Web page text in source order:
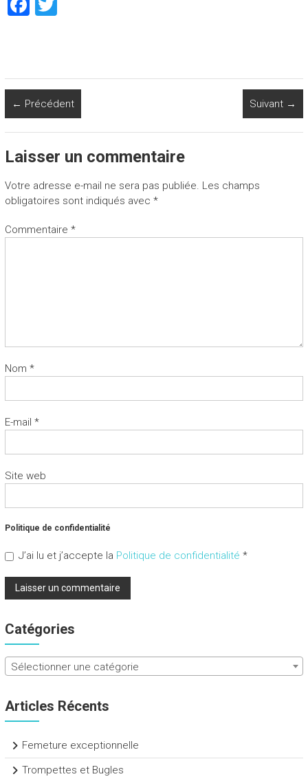
o
ok
← Précédent Suivant →
Laisser un commentaire
Votre adresse e-mail ne sera pas publiée. Les champs
obligatoires sont indiqués avec *
Commentaire *
Nom *
E-mail *
Site web
Politique de confidentialité
J’ai lu et j’accepte la Politique de confidentialité *
Catégories
Sélectionner une catégorie
Articles Récents
Femeture exceptionnelle
Trompettes et Bugles